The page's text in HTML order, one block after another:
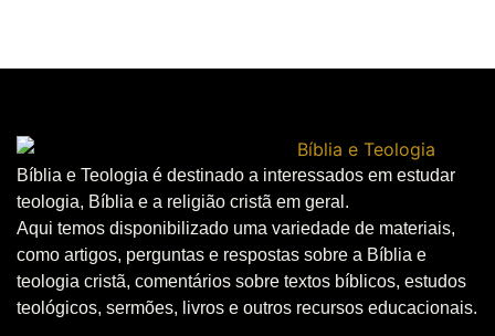
Bíblia e Teologia é destinado a interessados em estudar
teologia, Bíblia e a religião cristã em geral.
Aqui temos disponibilizado uma variedade de materiais,
como artigos, perguntas e respostas sobre a Bíblia e
teologia cristã, comentários sobre textos bíblicos, estudos
teológicos, sermões, livros e outros recursos educacionais.